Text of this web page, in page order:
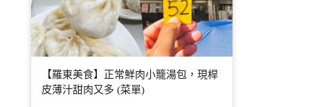
【羅東美食】正常鮮肉小籠湯包，現桿
皮薄汁甜肉又多 (菜單)